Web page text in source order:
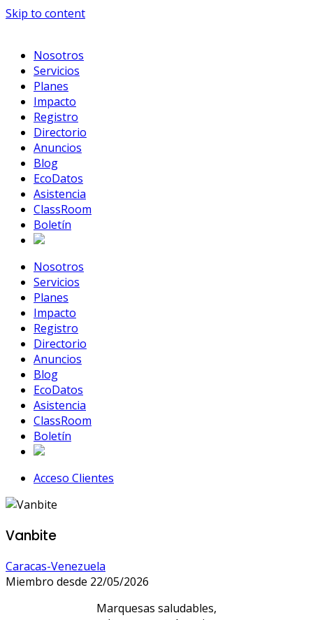
Skip to content
Nosotros
Servicios
Planes
Impacto
Registro
Directorio
Anuncios
Blog
EcoDatos
Asistencia
ClassRoom
Boletín
Nosotros
Servicios
Planes
Impacto
Registro
Directorio
Anuncios
Blog
EcoDatos
Asistencia
ClassRoom
Boletín
Acceso Clientes
Vanbite
Caracas-Venezuela
Miembro desde 22/05/2026
Marquesas saludables,